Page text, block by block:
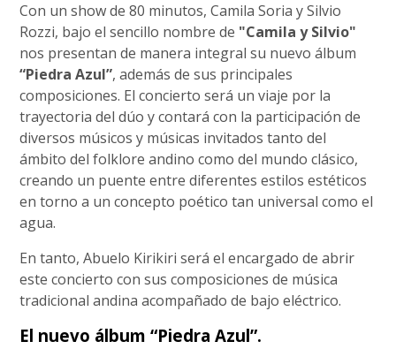
Con un show de 80 minutos, Camila Soria y Silvio
Rozzi, bajo el sencillo nombre de "Camila y Silvio"
nos presentan de manera integral su nuevo álbum
“Piedra Azul”, además de sus principales
composiciones. El concierto será un viaje por la
trayectoria del dúo y contará con la participación de
diversos músicos y músicas invitados tanto del
ámbito del folklore andino como del mundo clásico,
creando un puente entre diferentes estilos estéticos
en torno a un concepto poético tan universal como el
agua.
En tanto, Abuelo Kirikiri será el encargado de abrir
este concierto con sus composiciones de música
tradicional andina acompañado de bajo eléctrico.
El nuevo álbum “Piedra Azul”.